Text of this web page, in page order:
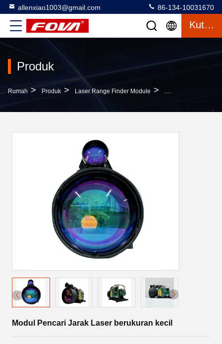
allenxiao1003@gmail.com 86-134-10031670
Kutipan
Produk
Rumah > Produk > Laser Range Finder Module > Modul Pencari
Modul Pencari Jarak Laser berukuran kecil